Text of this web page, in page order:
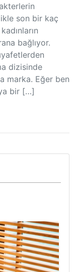
son bir kaç
bağlıyor.
dizisinde
marka. Eğer ben
bir […]